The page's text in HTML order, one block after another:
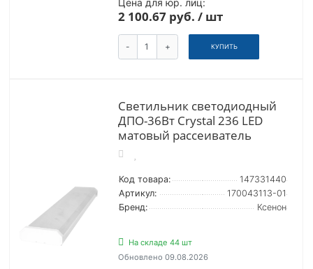
2 100.67 руб. / шт
- + КУПИТЬ
Светильник светодиодный
ДПО-36Вт Crystal 236 LED
матовый рассеиватель
Код товара:
147331440
Артикул:
170043113-01
Бренд:
Ксенон
На складе 44 шт
Обновлено 09.08.2026